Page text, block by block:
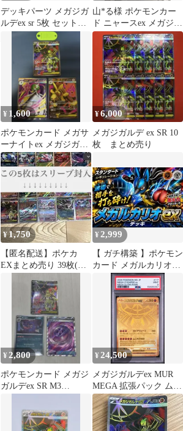
デッキパーツ メガジガ
ルデex sr 5枚 セット
まとめ売り 汎用 ポ
山*る様 ポケモンカー
ド ニャースex メガジガ
ルデex 3枚セット
¥ 1,600
ポケモンカード メガサ
ーナイトex メガジガル
デex メガミミロップex
SR
¥6,000
メガジガルデ ex SR 10
枚 まとめ売り
¥1,750
【匿名配送】ポケカ
EXまとめ売り 39枚(う
¥ 2,999
【 ガチ構築 】ポケモン
カード メガルカリオex
デッキ 60枚 二重スリー
¥ 2,800
ポケモンカード メガジ
ガルデex SR M3
¥ 24,500
メガジガルデex MUR
MEGA 拡張パック ムニ
キスゼロ 117/080